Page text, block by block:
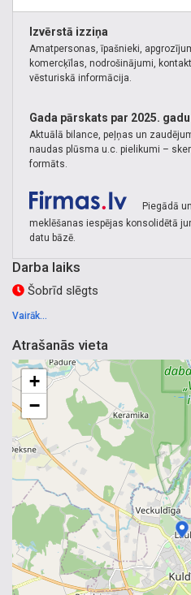
Izvērstā izziņa
Amatpersonas, īpašnieki,
komercķīlas, nodrošinājumi,
vēsturiskā informācija.
Gada pārskats par 2025. gadu
Aktuālā bilance, peļņas un
naudas plūsma u.c. pielikumi –
formāts.
Piegādā
meklēšanas iespējas konsolidētā
datu bāzē.
Darba laiks
Šobrīd slēgts
Vairāk...
Atrašanās vieta
+
−